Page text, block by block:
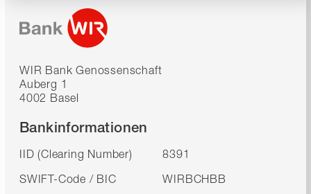
WIR Bank Genossenschaft
Auberg 1
4002 Basel
Bankinformationen
IID (Clearing Number)
8391
SWIFT-Code / BIC
WIRBCHBB